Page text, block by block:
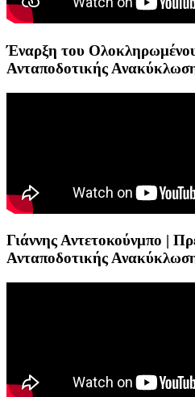
Έναρξη του
Ανταποδοτικής
Γιάννης Αντετοκούνμπο |
Ανταποδοτικής